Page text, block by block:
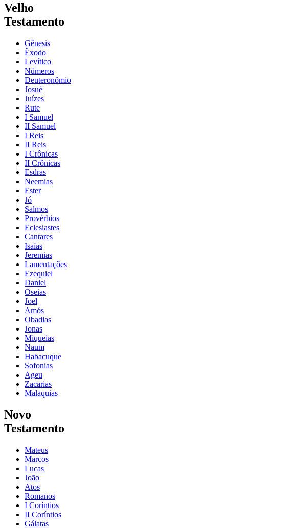
Velho
Testamento
Gênesis
Êxodo
Levítico
Números
Deuteronômio
Josué
Juízes
Rute
I Samuel
II Samuel
I Reis
II Reis
I Crônicas
II Crônicas
Esdras
Neemias
Ester
Jó
Salmos
Provérbios
Eclesiastes
Cantares
Isaías
Jeremias
Lamentações
Ezequiel
Daniel
Oseias
Joel
Amós
Obadias
Jonas
Miqueias
Naum
Habacuque
Sofonias
Ageu
Zacarias
Malaquias
Novo
Testamento
Mateus
Marcos
Lucas
João
Atos
Romanos
I Coríntios
II Coríntios
Gálatas